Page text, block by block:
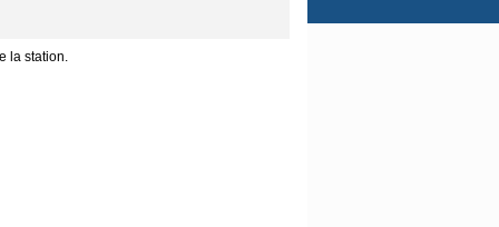
la station.